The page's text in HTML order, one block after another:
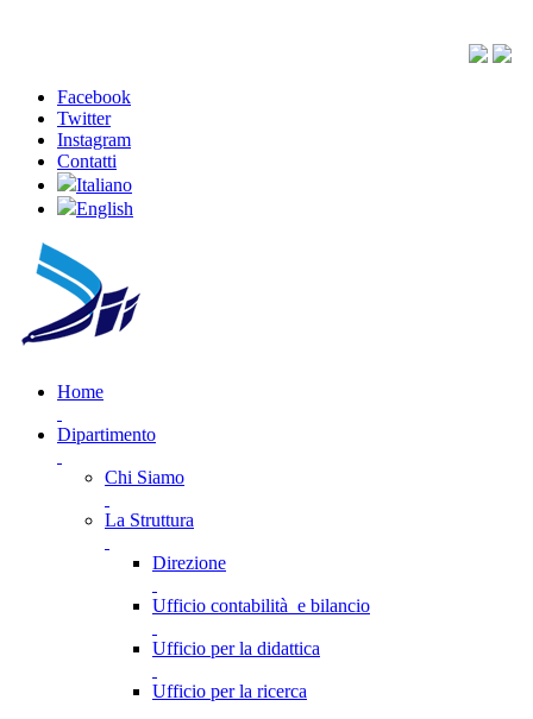
Facebook
Twitter
Instagram
Contatti
Italiano
English
Home
Dipartimento
Chi Siamo
La Struttura
Direzione
Ufficio contabilità e bilancio
Ufficio per la didattica
Ufficio per la ricerca